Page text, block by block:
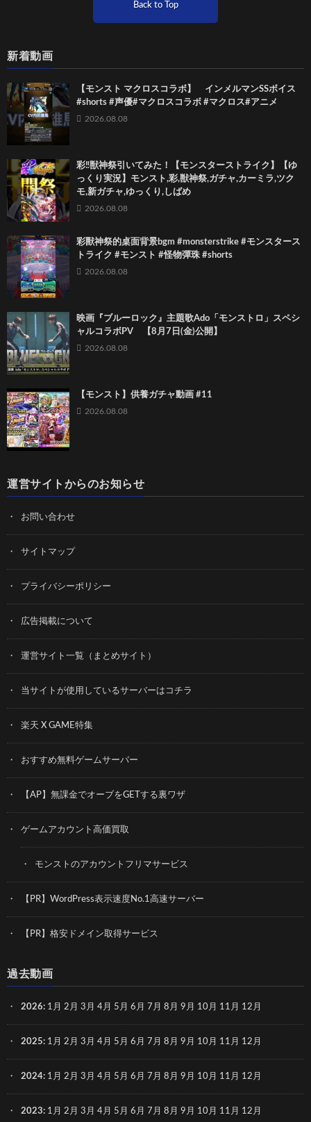
Back to Top
新着動画
【モンスト マクロスコラボ】 インメルマンSSボイス
#shorts #声優#マクロスコラボ #マクロス#アニメ
2026.08.08
彩‼獣神祭引いてみた！【モンスターストライク】【ゆ
っくり実況】モンスト,彩,獣神祭,ガチャ,カーミラ,ツク
モ,新ガチャ,ゆっくり,しばめ
2026.08.08
彩獸神祭的桌面背景bgm #monsterstrike #モンスタース
トライク #モンスト #怪物彈珠 #shorts
2026.08.08
映画『ブルーロック』主題歌Ado「モンストロ」スペシ
ャルコラボPV 【8月7日(金)公開】
2026.08.08
【モンスト】供養ガチャ動画 #11
2026.08.08
運営サイトからのお知らせ
お問い合わせ
サイトマップ
プライバシーポリシー
広告掲載について
運営サイト一覧（まとめサイト）
当サイトが使用しているサーバーはコチラ
楽天 X GAME特集
おすすめ無料ゲームサーバー
【AP】無課金でオーブをGETする裏ワザ
ゲームアカウント高価買取
モンストのアカウントフリマサービス
【PR】WordPress表示速度No.1高速サーバー
【PR】格安ドメイン取得サービス
過去動画
2026: 1月 2月 3月 4月 5月 6月 7月 8月 9月 10月 11月 12月
2025: 1月 2月 3月 4月 5月 6月 7月 8月 9月 10月 11月 12月
2024: 1月 2月 3月 4月 5月 6月 7月 8月 9月 10月 11月 12月
2023: 1月 2月 3月 4月 5月 6月 7月 8月 9月 10月 11月 12月